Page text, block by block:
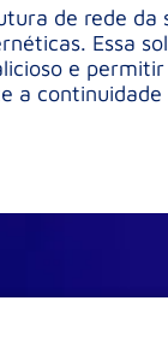
de rede da
Essa
e permitir
a continuidade